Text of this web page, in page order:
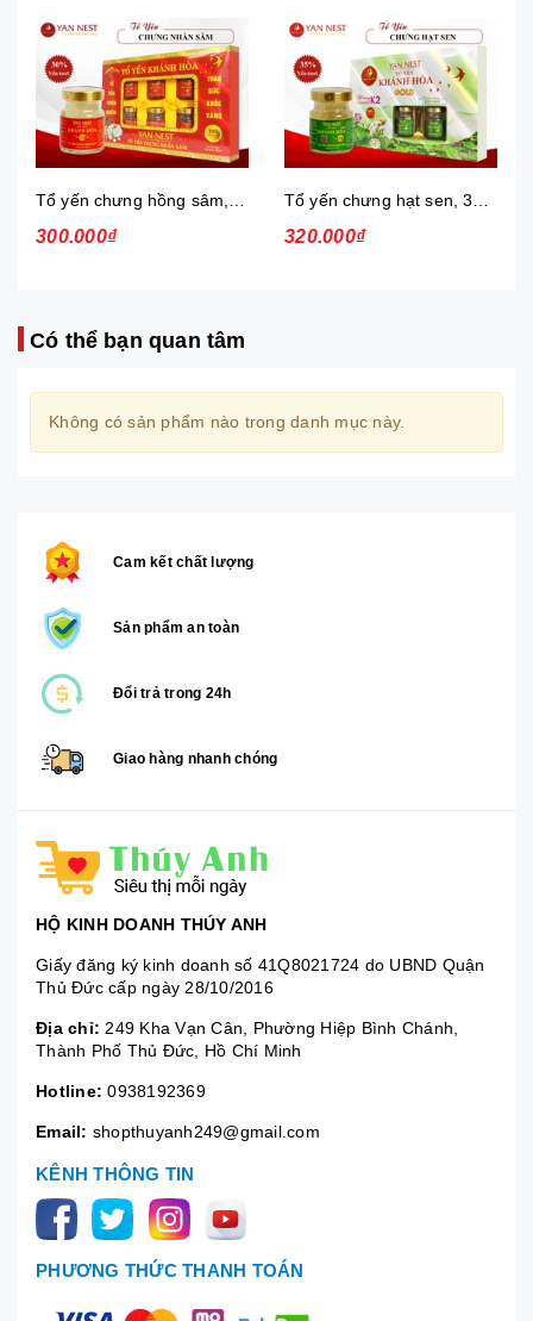
Tổ yến chưng hồng sâm, 30%, hộp
300.000₫
Tổ yến chưng hạt sen, 35%, hộp
320.000₫
Có thể bạn quan tâm
Không có sản phẩm nào trong danh mục này.
Cam kết chất lượng
Sản phẩm an toàn
Đổi trả trong 24h
Giao hàng nhanh chóng
HỘ KINH DOANH THÚY ANH
Giấy đăng ký kinh doanh số 41Q8021724 do UBND Quận
Thủ Đức cấp ngày 28/10/2016
Địa chỉ: 249 Kha Vạn Cân, Phường Hiệp Bình Chánh,
Thành Phố Thủ Đức, Hồ Chí Minh
Hotline: 0938192369
Email: shopthuyanh249@gmail.com
KÊNH THÔNG TIN
PHƯƠNG THỨC THANH TOÁN